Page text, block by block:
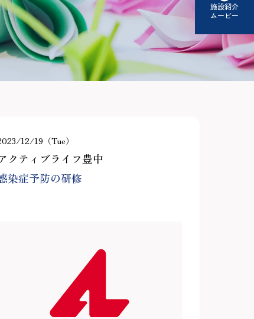
施設紹介
ムービー
12/19（Tue）
クティブライフ豊中
染症予防の研修